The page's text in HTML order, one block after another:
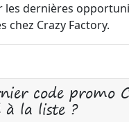
les dernières
chez Crazy Factory.
code promo
à la liste ?